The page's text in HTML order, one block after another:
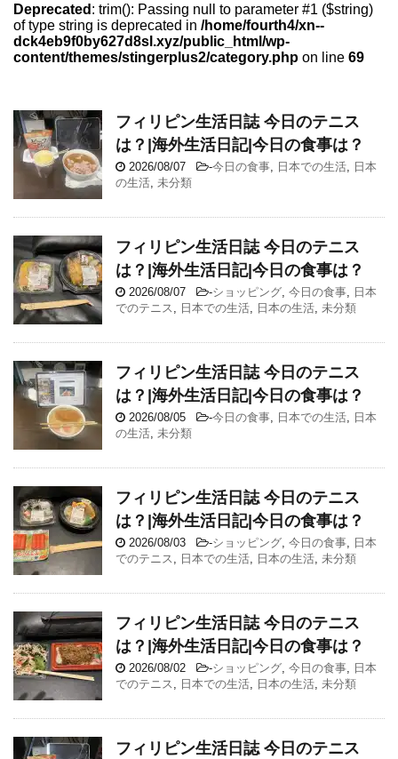
Deprecated : trim(): Passing null to parameter #1 ($string)
of type string is deprecated in /home/fourth4/xn--
dck4eb9f0by627d8sl.xyz/public_html/wp-
content/themes/stingerplus2/category.php on line 69
フィリピン生活日誌 今日のテニス
は？|海外生活日記|今日の食事は？
2026/08/07 -今日の食事 日本での生活
日本
の生活 未分類
フィリピン生活日誌 今日のテニス
は？|海外生活日記|今日の食事は？
2026/08/07 -ショッピング 今日の食事
日本
でのテニス
日本での生活 日本の生活 未分類
フィリピン生活日誌 今日のテニス
は？|海外生活日記|今日の食事は？
2026/08/05 -今日の食事 日本での生活
日本
の生活 未分類
フィリピン生活日誌 今日のテニス
は？|海外生活日記|今日の食事は？
2026/08/03 -ショッピング 今日の食事
日本
でのテニス
日本での生活 日本の生活 未分類
フィリピン生活日誌 今日のテニス
は？|海外生活日記|今日の食事は？
2026/08/02 -ショッピング 今日の食事
日本
でのテニス
日本での生活 日本の生活 未分類
フィリピン生活日誌 今日のテニス